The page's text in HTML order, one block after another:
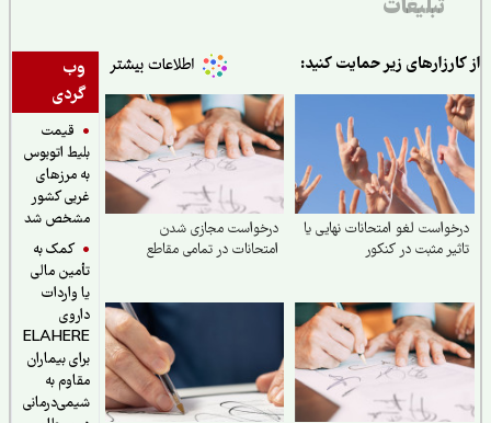
تبلیغات
وب
گردی
قیمت
بلیط اتوبوس
به مرزهای
غربی کشور
مشخص شد
کمک به
تأمین مالی
یا واردات
داروی
ELAHERE
برای بیماران
مقاوم به
شیمی‌درمانی
زیر حمایت کنید:
لغو امتحانات نهایی یا
مثبت در کنکور
درخواست مجازی شدن
امتحانات در تمامی مقاطع